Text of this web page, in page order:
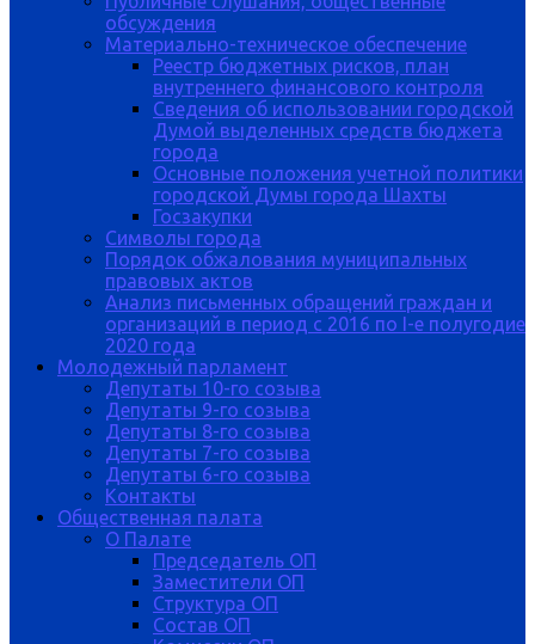
обсуждения
Материально-техническое обеспечение
Реестр бюджетных рисков, план
внутреннего финансового контроля
Сведения об использовании городской
Думой выделенных средств бюджета
города
Основные положения учетной политики
городской Думы города Шахты
Госзакупки
Символы города
Порядок обжалования муниципальных
правовых актов
Анализ письменных обращений граждан и
организаций в период с 2016 по I-е полугодие
2020 года
Молодежный парламент
Депутаты 10-го созыва
Депутаты 9-го созыва
Депутаты 8-го созыва
Депутаты 7-го созыва
Депутаты 6-го созыва
Контакты
Общественная палата
О Палате
Председатель ОП
Заместители ОП
Структура ОП
Состав ОП